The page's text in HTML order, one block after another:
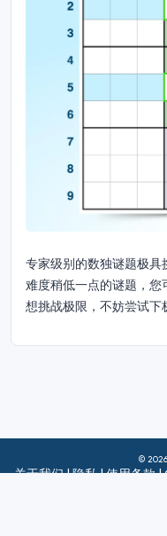
专家级别的数独谜题极
难度稍低一点的谜题，您
想挑战极限，不妨尝试下
© 2026
关于我们|隐私|使用条款|